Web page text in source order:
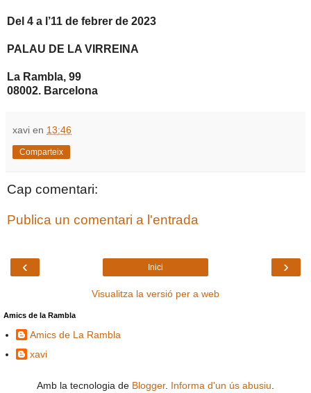
Del 4 a l’11 de febrer de 2023
PALAU DE LA VIRREINA
La Rambla, 99
08002. Barcelona
xavi en 13:46
Comparteix
Cap comentari:
Publica un comentari a l'entrada
‹ ›
Inici
Visualitza la versió per a web
Amics de la Rambla
Amics de La Rambla
xavi
Amb la tecnologia de Blogger. Informa d'un ús abusiu.